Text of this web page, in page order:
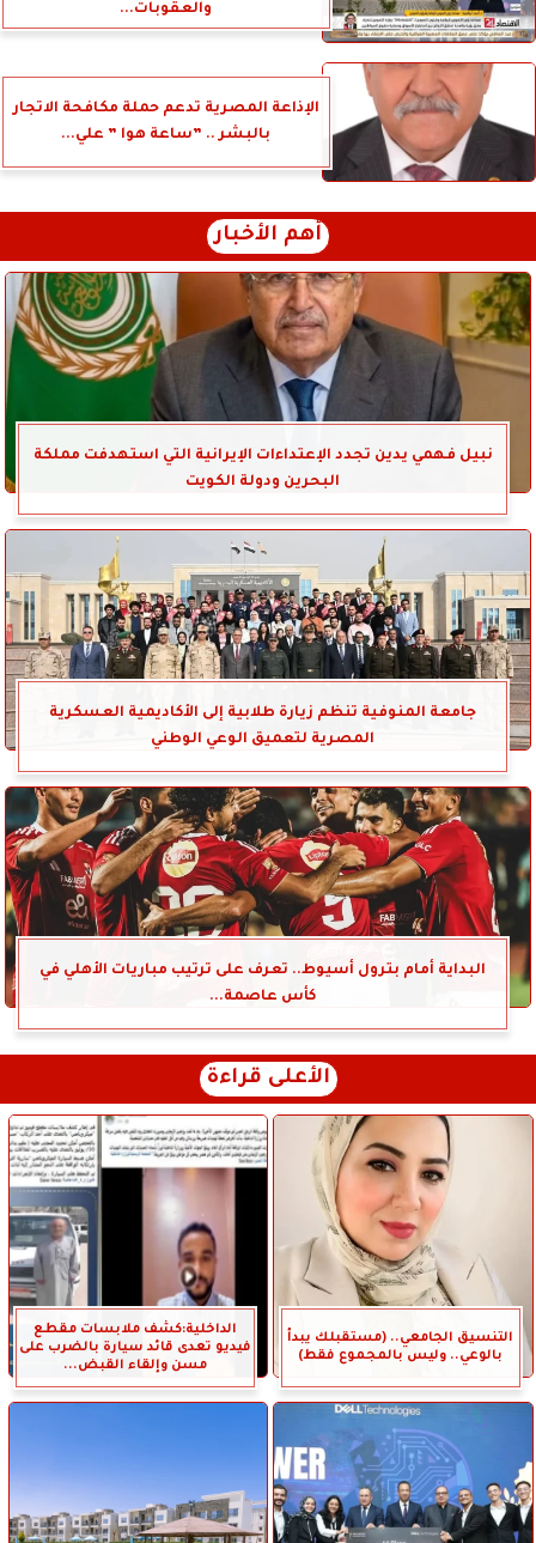
والعقوبات...
الإذاعة المصرية تدعم حملة مكافحة الاتجار
بالبشر .. ”ساعة هوا ” علي...
أهم الأخبار
نبيل فهمي يدين تجدد الإعتداءات الإيرانية التي استهدفت مملكة
البحرين ودولة الكويت
جامعة المنوفية تنظم زيارة طلابية إلى الأكاديمية العسكرية
المصرية لتعميق الوعي الوطني
البداية أمام بترول أسيوط.. تعرف على ترتيب مباريات الأهلي في
كأس عاصمة...
الأعلى قراءة
التنسيق الجامعي.. (مستقبلك يبدأ
بالوعي.. وليس بالمجموع فقط)
الداخلية:كشف ملابسات مقطع
فيديو تعدى قائد سيارة بالضرب على
مسن وإلقاء القبض...